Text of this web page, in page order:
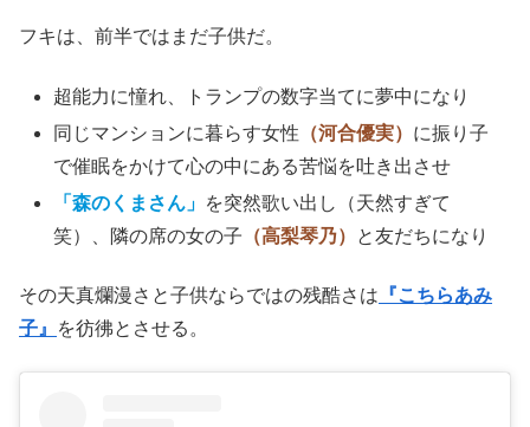
フキは、前半ではまだ子供だ。
超能力に憧れ、トランプの数字当てに夢中になり
同じマンションに暮らす女性 （河合優実） に振り子
で催眠をかけて心の中にある苦悩を吐き出させ
「森のくまさん」 を突然歌い出し（天然すぎて
笑）、隣の席の女の子 （高梨琴乃） と友だちになり
その天真爛漫さと子供ならではの残酷さは 『こちらあみ
子』
を彷彿とさせる。